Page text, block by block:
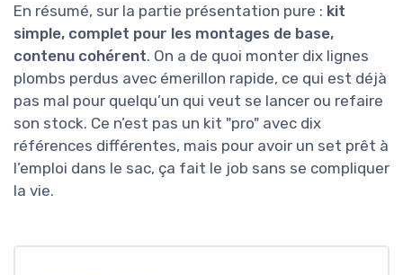
En résumé, sur la partie présentation pure : kit
simple, complet pour les montages de base,
contenu cohérent. On a de quoi monter dix lignes
plombs perdus avec émerillon rapide, ce qui est déjà
pas mal pour quelqu’un qui veut se lancer ou refaire
son stock. Ce n’est pas un kit "pro" avec dix
références différentes, mais pour avoir un set prêt à
l’emploi dans le sac, ça fait le job sans se compliquer
la vie.